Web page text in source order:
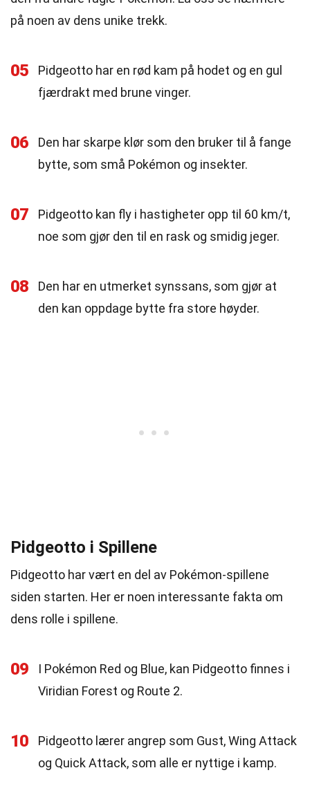
på noen av dens unike trekk.
05
Pidgeotto har en rød kam på hodet og en gul
fjærdrakt med brune vinger.
06
Den har skarpe klør som den bruker til å fange
bytte, som små Pokémon og insekter.
07
Pidgeotto kan fly i hastigheter opp til 60 km/t,
noe som gjør den til en rask og smidig jeger.
08
Den har en utmerket synssans, som gjør at
den kan oppdage bytte fra store høyder.
Pidgeotto i Spillene
Pidgeotto har vært en del av Pokémon-spillene
siden starten. Her er noen interessante fakta om
dens rolle i spillene.
09
I Pokémon Red og Blue, kan Pidgeotto finnes i
Viridian Forest og Route 2.
10
Pidgeotto lærer angrep som Gust, Wing Attack
og Quick Attack, som alle er nyttige i kamp.